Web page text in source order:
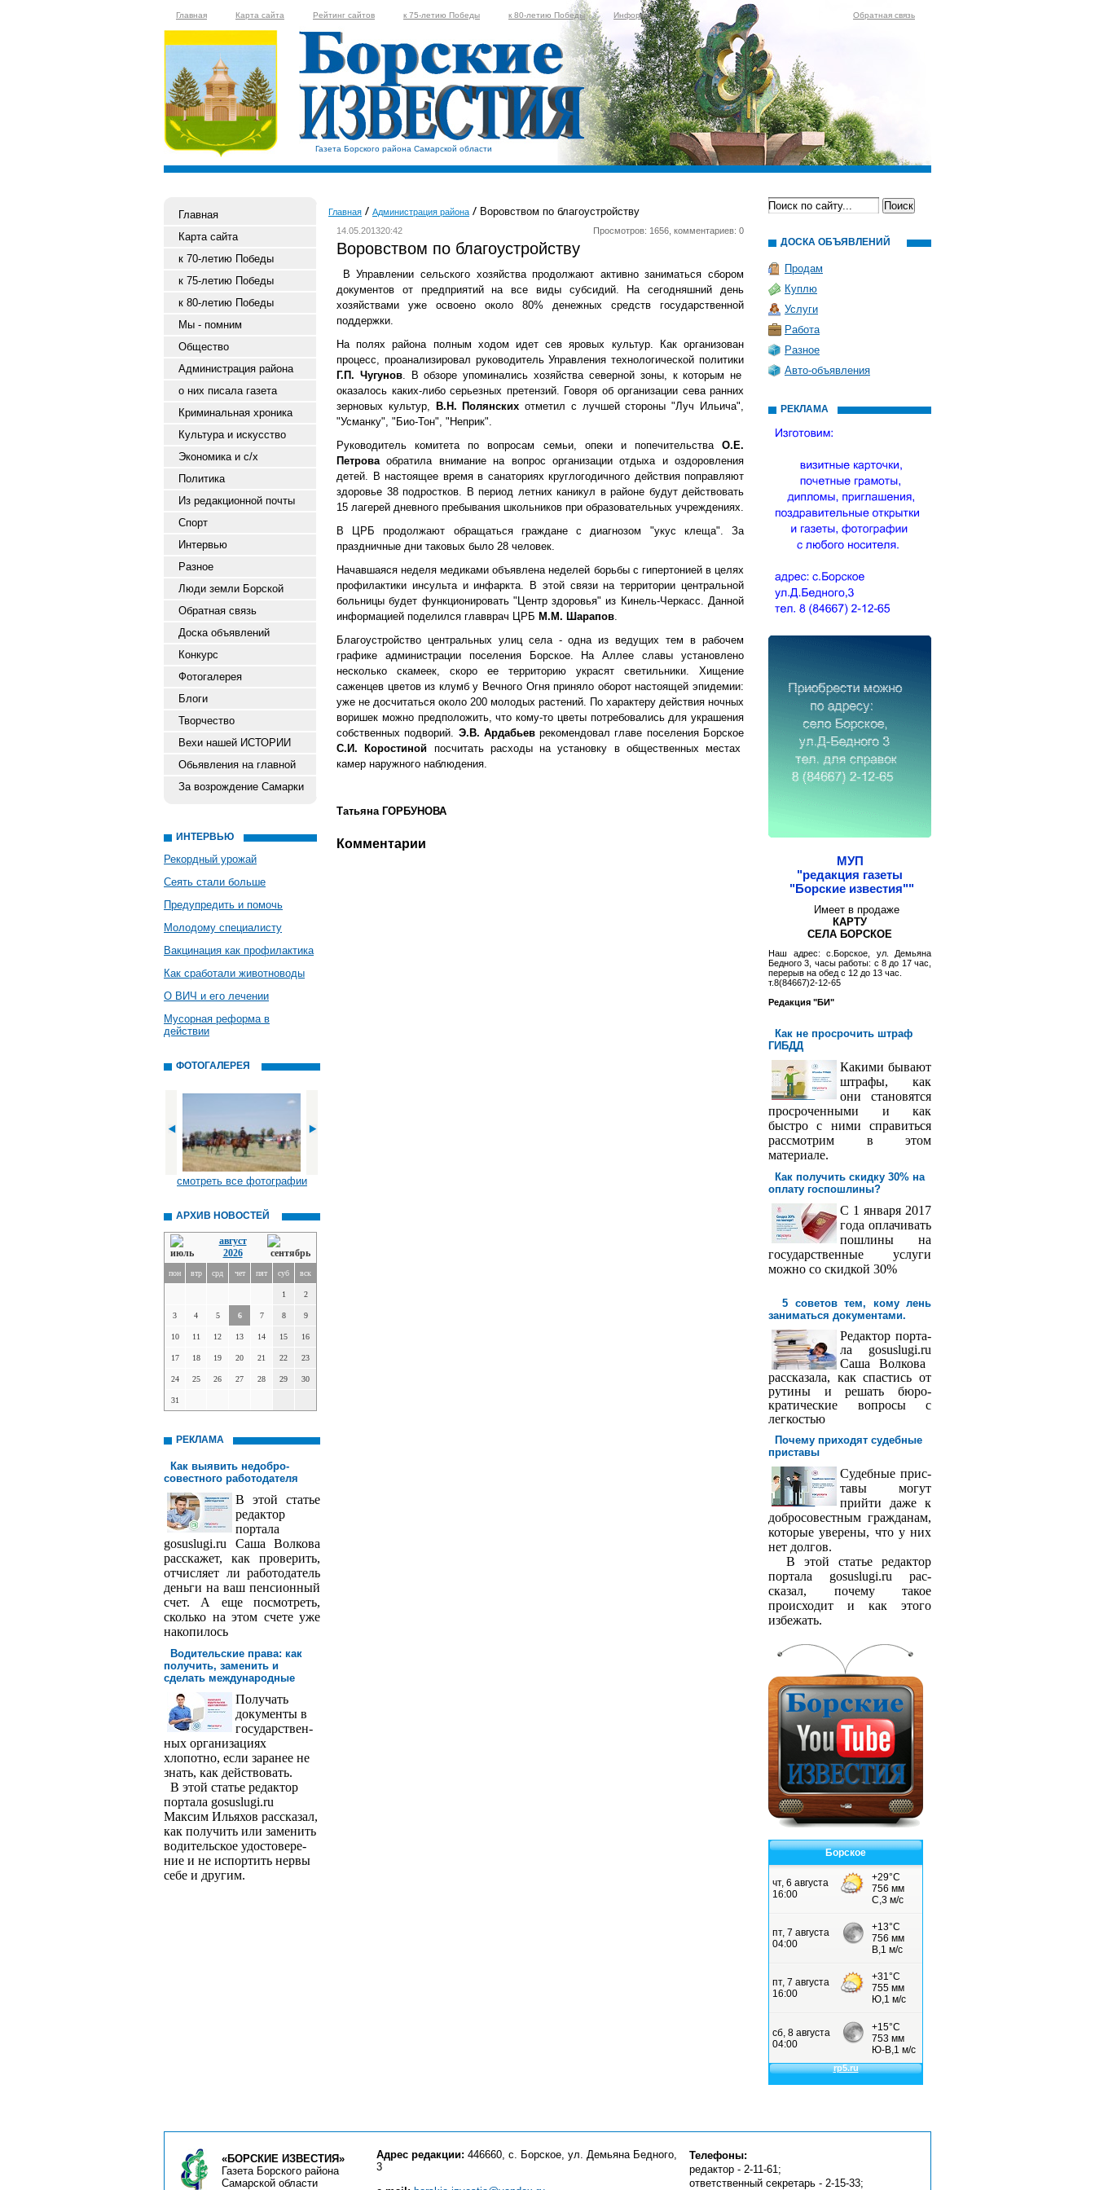
Главная Карта сайта Рейтинг сайтов к 75-летию Победы к 80-летию Победы Информер Обратная связь
Газета Борского района Самарской области
Главная
Карта сайта
к 70-летию Победы
к 75-летию Победы
к 80-летию Победы
Мы - помним
Общество
Администрация района
о них писала газета
Криминальная хроника
Культура и искусство
Экономика и с/х
Политика
Из редакционной почты
Спорт
Интервью
Разное
Люди земли Борской
Обратная связь
Доска объявлений
Конкурс
Фотогалерея
Блоги
Творчество
Вехи нашей ИСТОРИИ
Обьявления на главной
За возрождение Самарки
ИНТЕРВЬЮ
Рекордный урожай
Сеять стали больше
Предупредить и помочь
Молодому специалисту
Вакцинация как профилактика
Как сработали животноводы
О ВИЧ и его лечении
Мусорная реформа в
действии
ФОТОГАЛЕРЕЯ
смотреть все фотографии
АРХИВ НОВОСТЕЙ
август
2026
пон втр срд чет пят суб вск
1 2
3 4 5 6 7 8 9
10 11 12 13 14 15 16
17 18 19 20 21 22 23
24 25 26 27 28 29 30
31
РЕКЛАМА
Как выявить недобро­
совестного работодателя
В этой статье
редактор
порта­ла
gosuslugi.ru Саша Волкова
расскажет, как проверить,
отчисляет ли работодатель
деньги на ваш пенсионный
счет. А еще посмотреть,
сколько на этом счете уже
накопилось
Водительские права: как
получить, заменить и
сделать международ­ные
Получать
доку­менты в
государствен­
ных организациях
хлопотно, если заранее не
знать, как действовать.
В этой статье редактор
портала gosuslugi.ru
Максим Ильяхов рассказал,
как получить или заменить
водительское удостовере­
ние и не испортить нервы
себе и другим.
Главная Администрация района Воровством по благоустройству
14.05.201320:42 Просмотров: 1656, комментариев: 0
Воровством по благоустройству
В Управлении сельского хозяйства продолжают активно заниматься сбором
документов от предприятий на все виды субсидий. На сегодняшний день
хозяйствами уже освоено около 80% денежных средств государственной
поддержки.
На полях района полным ходом идет сев яровых культур. Как организован
процесс, проанализировал руководитель Управления технологической политики
Г.П. Чугунов. В обзоре упоминались хозяйства северной зоны, к которым не
оказалось каких-либо серьезных претензий. Говоря об организации сева ранних
зерновых культур,
В.Н. Полянских отметил с лучшей стороны "Луч Ильича",
"Усманку", "Био-Тон", "Неприк".
Руководитель комитета по вопросам семьи, опеки и попечительства О.Е.
Петроваобратила внимание на вопрос организации отдыха и оздоровления
детей. В настоящее время в санаториях круглогодичного действия поправляют
здоровье 38 подростков. В период летних каникул в районе будут действовать
15 лагерей дневного пребывания школьников при образовательных учреждениях.
В ЦРБ продолжают обращаться граждане с диагнозом "укус клеща". За
праздничные дни таковых было 28 человек.
Начавшаяся неделя медиками объявлена неделей борьбы с гипертонией в целях
профилактики инсульта и инфаркта. В этой связи на территории центральной
больницы будет функционировать "Центр здоровья" из Кинель-Черкасс. Данной
информацией поделился главврач ЦРБ М.М. Шарапов.
Благоустройство центральных улиц села - одна из ведущих тем в рабочем
графике администрации поселения Борское. На Аллее славы установлено
несколько скамеек, скоро ее территорию украсят светильники. Хищение
саженцев цветов из клумб у Вечного Огня приняло оборот настоящей эпидемии:
уже не досчитаться около 200 молодых растений. По характеру действия ночных
воришек можно предположить, что кому-то цветы потребовались для украшения
собственных подворий. Э.В. Ардабьеврекомендовал главе поселения Борское
С.И. Коростиной посчитать расходы на установку в общественных местах
камер наружного наблюдения.
Татьяна ГОРБУНОВА
Комментарии
ДОСКА ОБЪЯВЛЕНИЙ
Продам
Куплю
Услуги
Работа
Разное
Авто-объявления
РЕКЛАМА
МУП
"редакция газеты
"Борские известия""
Имеет в продаже
КАРТУ
СЕЛА БОРСКОЕ
Наш адрес: с.Борское, ул. Демьяна
Бедного 3, часы работы: с 8 до 17 час,
перерыв на обед с 12 до 13 час.
т.8(84667)2-12-65
Редакция "БИ"
Как не просрочить штраф
ГИБДД
Какими бывают
штрафы, как
они становятся
просроченными и как
быстро с ними справиться
рассмотрим в этом
материале.
Как получить скидку 30% на
оплату госпош­лины?
С 1 января 2017
года оплачивать
пошлины на
государственные услуги
можно со скидкой 30%
5 советов тем, кому лень
заниматься документами.
Редактор порта­
ла gosuslugi.ru
Саша Волкова
рассказала, как спастись от
рутины и решать бюро­
кратические вопросы с
легкостью
Почему приходят судебные
приставы
Судебные прис­
тавы могут
прийти даже к
добросовестным гражданам,
которые уверены, что у них
нет долгов.
В этой статье редактор
портала gosuslugi.ru рас­
сказал, почему такое
происходит и как этого
избежать.
Борское
«БОРСКИЕ ИЗВЕСТИЯ»
Газета Борского района
Самарской области
Адрес редакции: 446660, с. Борское, ул. Демьяна Бедного,
3
Телефоны:
редактор - 2-11-61;
ответственный секретарь - 2-15-33;